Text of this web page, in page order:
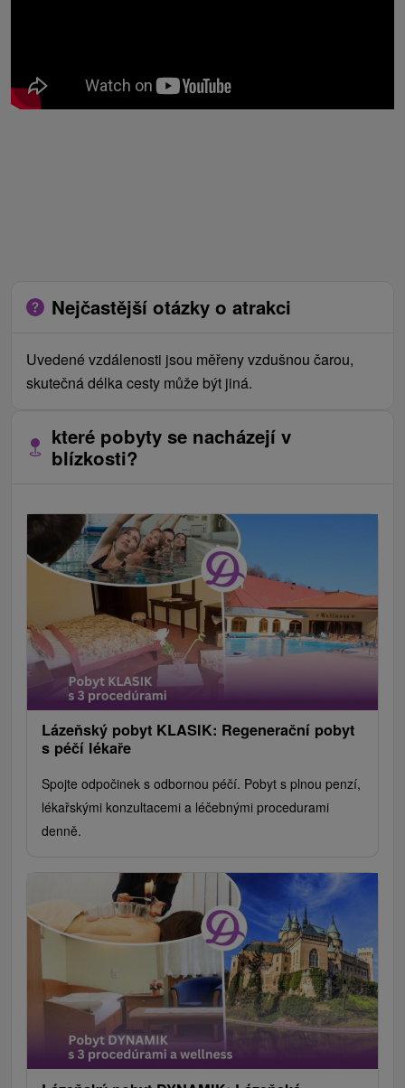
Nejčastější otázky o atrakci
Uvedené vzdálenosti jsou měřeny vzdušnou čarou,
skutečná délka cesty může být jiná.
které pobyty se nacházejí v
blízkosti?
Lázeňský pobyt KLASIK: Regenerační pobyt
s péčí lékaře
Spojte odpočinek s odbornou péčí. Pobyt s plnou penzí,
lékařskými konzultacemi a léčebnými procedurami
denně.